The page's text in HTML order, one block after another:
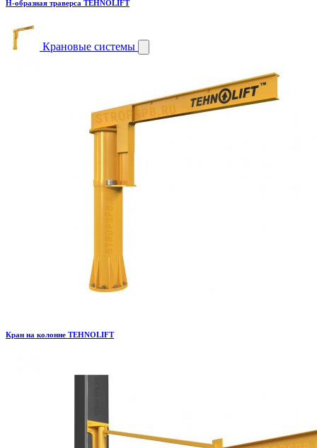
H-образная траверса TEHNOLIFT
Крановые системы
Кран на колонне TEHNOLIFT